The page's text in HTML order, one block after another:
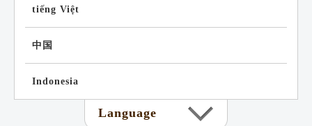
tiếng Việt
中国
Indonesia
Language